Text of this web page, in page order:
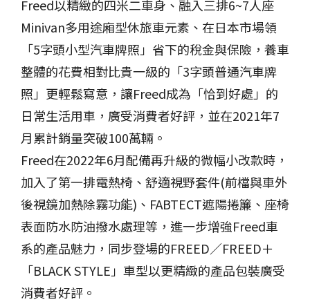
Freed以精緻的四米二車身、融入三排6~7人座
Minivan多用途廂型休旅車元素、在日本市場領
「5字頭小型汽車牌照」省下的稅金與保險，養車
整體的花費相對比貴一級的「3字頭普通汽車牌
照」更輕鬆寫意，讓Freed成為「恰到好處」的
日常生活用車，廣受消費者好評，並在2021年7
月累計銷量突破100萬輛。
Freed在2022年6月配備再升級的微幅小改款時，
加入了第一排電熱椅、舒適視野套件(前檔與車外
後視鏡加熱除霧功能)、FABTECT遮陽捲簾、座椅
表面防水防油撥水處理等，進一步增強Freed車
系的產品魅力，同步登場的FREED／FREED＋
「BLACK STYLE」車型以更精緻的產品包裝廣受
消費者好評。